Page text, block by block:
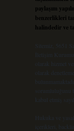
paylaşım
benzerlikleri
halindedir ve
Sitemiz, 5651
İletişim
olarak hizmet
olarak
kabul etmiş
Hukuka ve
içerikleri,